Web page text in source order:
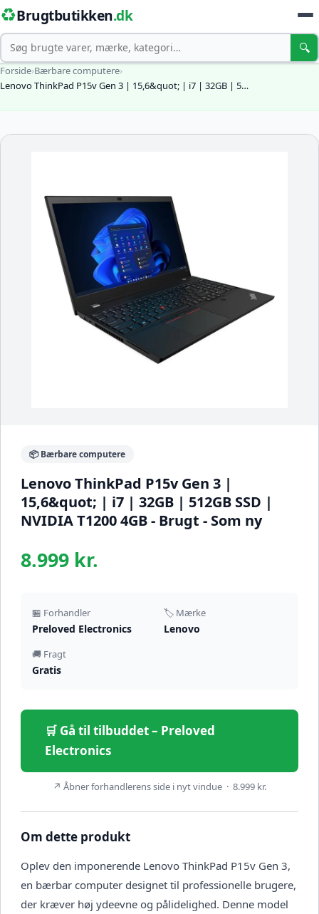
♻️Brugtbutikken.dk
Søg 🔍
Forside›Bærbare computere›
Lenovo ThinkPad P15v Gen 3 | 15,6&quot; | i7 | 32GB | 5…
📦 Bærbare computere
Lenovo ThinkPad P15v Gen 3 |
15,6&quot; | i7 | 32GB | 512GB SSD |
NVIDIA T1200 4GB - Brugt - Som ny
8.999 kr.
🏪 Forhandler
Preloved Electronics
🏷️ Mærke
Lenovo
🚚 Fragt
Gratis
🛒 Gå til tilbuddet – Preloved
Electronics
↗ Åbner forhandlerens side i nyt vindue · 8.999 kr.
Om dette produkt
Oplev den imponerende Lenovo ThinkPad P15v Gen 3,
en bærbar computer designet til professionelle brugere,
der kræver høj ydeevne og pålidelighed. Denne model